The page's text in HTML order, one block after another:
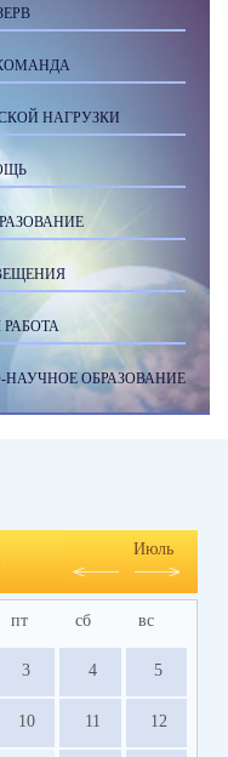
НАГРУЗКИ
ОБРАЗОВАНИЕ
Июль
пт сб вс
3 4 5
10 11 12